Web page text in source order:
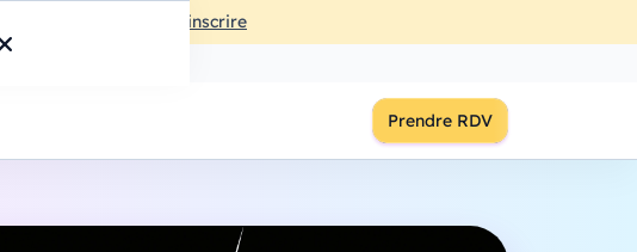
S'inscrire
Prendre RDV